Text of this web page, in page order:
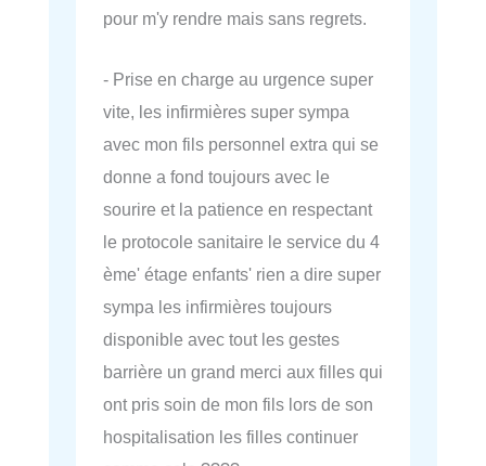
pour m'y rendre mais sans regrets.
- Prise en charge au urgence super
vite, les infirmières super sympa
avec mon fils personnel extra qui se
donne a fond toujours avec le
sourire et la patience en respectant
le protocole sanitaire le service du 4
ème' étage enfants' rien a dire super
sympa les infirmières toujours
disponible avec tout les gestes
barrière un grand merci aux filles qui
ont pris soin de mon fils lors de son
hospitalisation les filles continuer